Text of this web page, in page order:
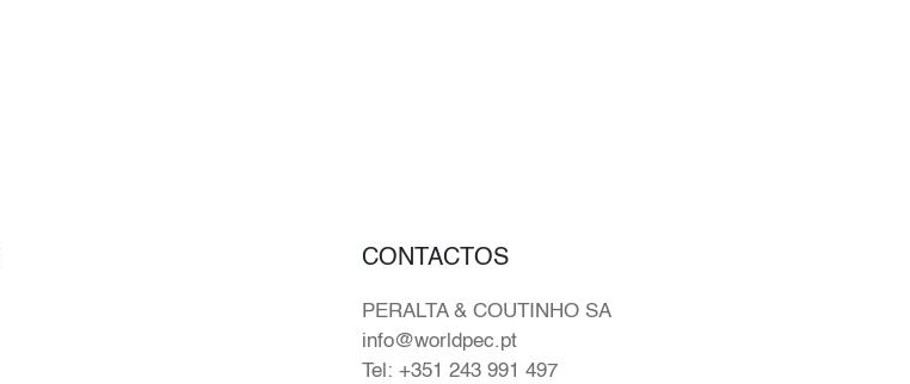
CONTACTOS
PERALTA & COUTINHO SA
info@worldpec.pt
Tel: +351 243 991 497